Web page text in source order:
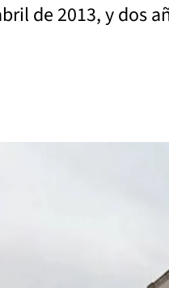
de 2013, y dos